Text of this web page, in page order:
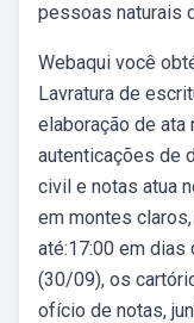
pessoas naturais
Webaqui você
Lavratura de
elaboração de ata
autenticações de
civil e notas atua
em montes
até:17:00 em dias
(30/09), os
ofício de notas,